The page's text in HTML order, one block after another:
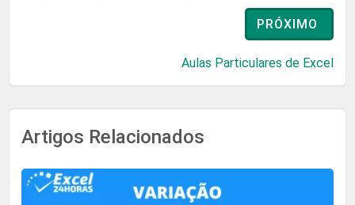
PRÓXIMO
Aulas Particulares de Excel
Artigos Relacionados